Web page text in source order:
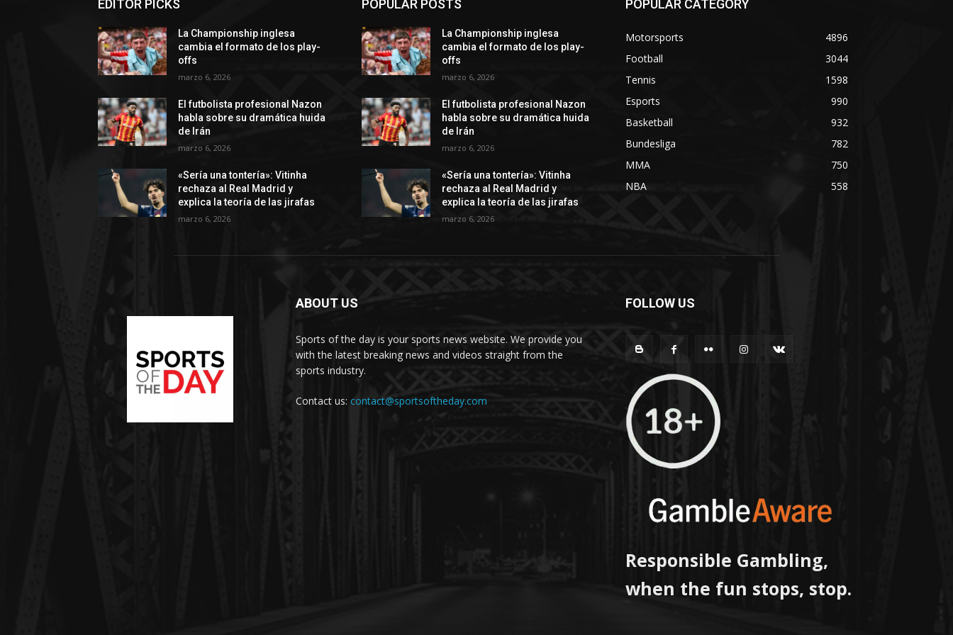
EDITOR PICKS
La Championship inglesa
cambia el formato de los play-
offs
marzo 6, 2026
El futbolista profesional Nazon
habla sobre su dramática huida
de Irán
marzo 6, 2026
«Sería una tontería»: Vitinha
rechaza al Real Madrid y
explica la teoría de las jirafas
marzo 6, 2026
POPULAR POSTS
La Championship inglesa
cambia el formato de los play-
offs
marzo 6, 2026
El futbolista profesional Nazon
habla sobre su dramática huida
de Irán
marzo 6, 2026
«Sería una tontería»: Vitinha
rechaza al Real Madrid y
explica la teoría de las jirafas
marzo 6, 2026
POPULAR CATEGORY
Motorsports
4896
Football
3044
Tennis
1598
Esports
990
Basketball
932
Bundesliga
782
MMA
750
NBA
558
ABOUT US
Sports of the day is your sports news website. We provide you
with the latest breaking news and videos straight from the
sports industry.
Contact us: contact@sportsoftheday.com
FOLLOW US
Responsible Gambling,
when the fun stops, stop.